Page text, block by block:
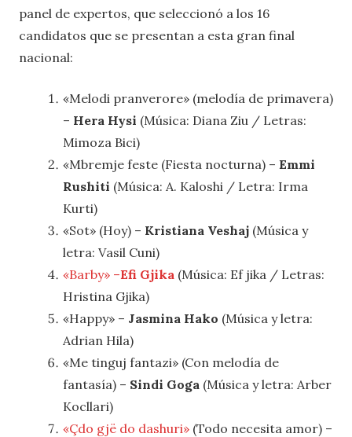
panel de expertos, que seleccionó a los 16
candidatos que se presentan a esta gran final
nacional:
«Melodi pranverore» (melodía de primavera)
– Hera Hysi (Música: Diana Ziu / Letras:
Mimoza Bici)
«Mbremje feste (Fiesta nocturna) – Emmi
Rushiti (Música: A. Kaloshi / Letra: Irma
Kurti)
«Sot» (Hoy) – Kristiana Veshaj (Música y
letra: Vasil Cuni)
«Barby» –Efi Gjika (Música: Ef jika / Letras:
Hristina Gjika)
«Happy» – Jasmina Hako (Música y letra:
Adrian Hila)
«Me tinguj fantazi» (Con melodía de
fantasía) – Sindi Goga (Música y letra: Arber
Kocllari)
«Çdo gjë do dashuri» (Todo necesita amor) –